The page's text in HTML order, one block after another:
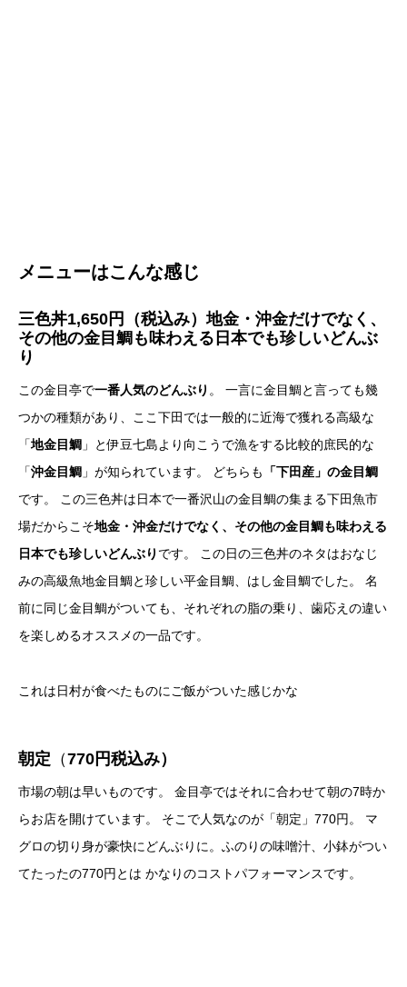
メニューはこんな感じ
三色丼1,650円（税込み）地金・沖金だけでなく、
その他の金目鯛も味わえる日本でも珍しいどんぶ
り
この金目亭で一番人気のどんぶり 。 一言に金目鯛と言っても幾
つかの種類があり、ここ下田では一般的に近海で獲れる高級な
「地金目鯛 」と伊豆七島より向こうで漁をする比較的庶民的な
「沖金目鯛 」が知られています。 どちらも
「下田産」の金目鯛
です。 この三色丼は日本で一番沢山の金目鯛の集まる下田魚市
場だからこそ地金・沖金だけでなく、その他の金目鯛も味わえる
日本でも珍しいどんぶり です。 この日の三色丼のネタはおなじ
みの高級魚地金目鯛と珍しい平金目鯛、はし金目鯛でした。 名
前に同じ金目鯛がついても、それぞれの脂の乗り、歯応えの違い
を楽しめるオススメの一品です。
これは日村が食べたものにご飯がついた感じかな
朝定 （770円税込み）
市場の朝は早いものです。 金目亭ではそれに合わせて朝の7時か
らお店を開けています。 そこで人気なのが「朝定」770円。 マ
グロの切り身が豪快にどんぶりに。ふのりの味噌汁、小鉢がつい
てたったの770円とは かなりのコストパフォーマンスです。